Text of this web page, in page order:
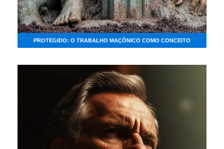
PROTEGIDO: O TRABALHO MAÇÔNICO COMO CONCEITO